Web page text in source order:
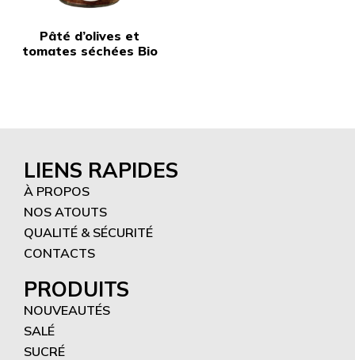
Pâté d’olives et
tomates séchées Bio
LIENS RAPIDES
À PROPOS
NOS ATOUTS
QUALITÉ & SÉCURITÉ
CONTACTS
PRODUITS
NOUVEAUTÉS
SALÉ
SUCRÉ